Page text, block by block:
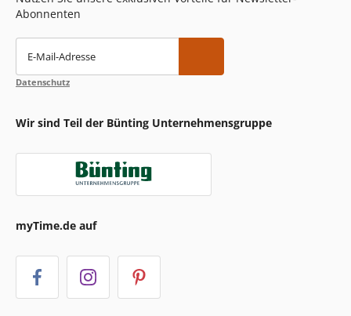
Abonnenten
E-Mail-Adresse
Datenschutz
Wir sind Teil der Bünting Unternehmensgruppe
myTime.de auf